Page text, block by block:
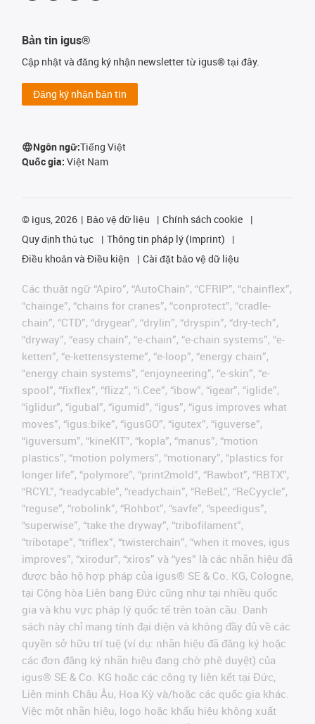
Bản tin igus®
Cập nhật và đăng ký nhận newsletter từ igus® tại đây.
Đăng ký nhận bản tin
Ngôn ngữ:Tiếng Việt
Quốc gia: Việt Nam
© igus, 2026 Bảo vệ dữ liệu
Chính sách cookie
Quy định thủ tục
Thông tin pháp lý (Imprint)
Điều khoản và Điều kiện
Cài đặt bảo vệ dữ liệu
Các thuật ngữ “Apiro”, “AutoChain”, “CFRIP”, “chainflex”,
“chainge”, “chains for cranes”, “conprotect”, “cradle-
chain”, “CTD”, “drygear”, “drylin”, “dryspin”, “dry-tech”,
“dryway”, “easy chain”, “e-chain”, “e-chain systems”, “e-
ketten”, “e-kettensysteme”, “e-loop”, “energy chain”,
“energy chain systems”, “enjoyneering”, “e-skin”, “e-
spool”, “fixflex”, “flizz”, “i.Cee”, “ibow”, “igear”, “iglide”,
“iglidur”, “igubal”, “igumid”, “igus”, “igus improves what
moves”, “igus:bike”, “igusGO”, “igutex”, “iguverse”,
“iguversum”, “kineKIT”, “kopla”, “manus”, “motion
plastics”, “motion polymers”, “motionary”, “plastics for
longer life”, “polymore”, “print2mold”, “Rawbot”, “RBTX”,
“RCYL”, “readycable”, “readychain”, “ReBeL”, “ReCyycle”,
“reguse”, “robolink”, “Rohbot”, “savfe”, “speedigus”,
“superwise”, “take the dryway”, “tribofilament”,
“tribotape”, “triflex”, “twisterchain”, “when it moves, igus
improves”, “xirodur”, “xiros” và “yes” là các nhãn hiệu đã
được bảo hộ hợp pháp của igus® SE & Co. KG, Cologne,
tại Cộng hòa Liên bang Đức cũng như tại nhiều quốc
gia và khu vực pháp lý quốc tế trên toàn cầu. Danh
sách này chỉ mang tính đại diện và không đầy đủ về các
quyền sở hữu trí tuệ (ví dụ: nhãn hiệu đã đăng ký hoặc
các đơn đăng ký nhãn hiệu đang chờ phê duyệt) của
igus® SE & Co. KG hoặc các công ty liên kết tại Đức,
Liên minh Châu Âu, Hoa Kỳ và/hoặc các quốc gia khác.
Việc một nhãn hiệu, logo hoặc khẩu hiệu không xuất